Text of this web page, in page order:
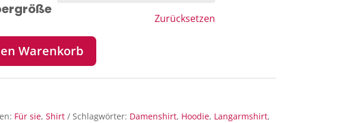
Zurücksetzen
Warenkorb
Für sie,Shirt Schlagwörter: Damenshirt, Hoodie, Langarmshirt,